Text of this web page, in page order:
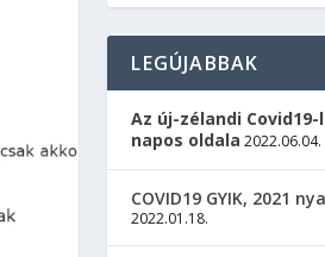
LEGÚJABBAK
Az új-zélandi Covid19-
napos oldala 2022.06.04.
COVID19 GYIK, 2021
2022.01.18.